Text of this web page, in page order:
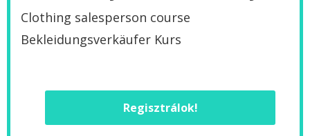
Clothing salesperson course
Bekleidungsverkäufer Kurs
Regisztrálok!